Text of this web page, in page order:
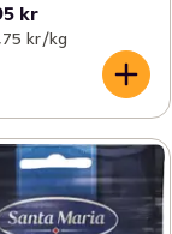
kr
kr /kg